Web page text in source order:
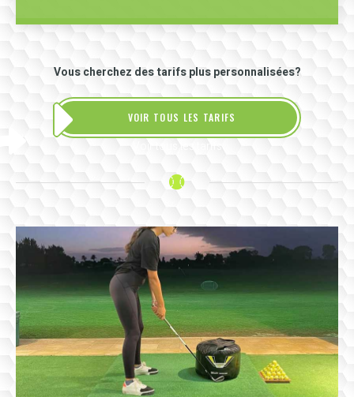
Vous cherchez des tarifs plus personnalisées?
VOIR TOUS LES TARIFS